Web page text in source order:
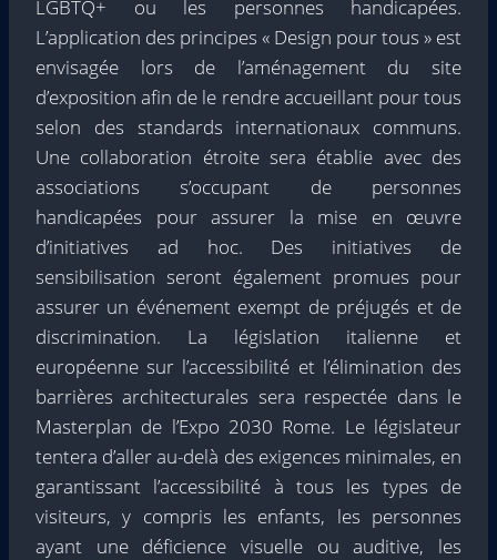
LGBTQ+ ou les personnes handicapées.
L’application des principes « Design pour tous » est
envisagée lors de l’aménagement du site
d’exposition afin de le rendre accueillant pour tous
selon des standards internationaux communs.
Une collaboration étroite sera établie avec des
associations s’occupant de personnes
handicapées pour assurer la mise en œuvre
d’initiatives ad hoc. Des initiatives de
sensibilisation seront également promues pour
assurer un événement exempt de préjugés et de
discrimination. La législation italienne et
européenne sur l’accessibilité et l’élimination des
barrières architecturales sera respectée dans le
Masterplan de l’Expo 2030 Rome. Le législateur
tentera d’aller au-delà des exigences minimales, en
garantissant l’accessibilité à tous les types de
visiteurs, y compris les enfants, les personnes
ayant une déficience visuelle ou auditive, les